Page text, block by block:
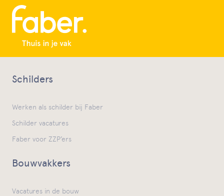
Schilders
Werken als schilder bij Faber
Schilder vacatures
Faber voor ZZP’ers
Bouwvakkers
Vacatures in de bouw